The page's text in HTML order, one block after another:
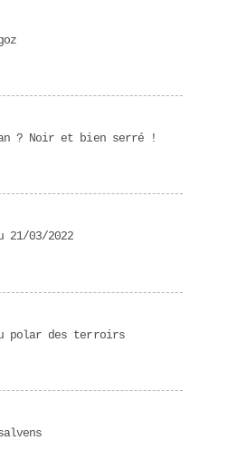
? Noir et bien serré !
03/2022
polar des terroirs